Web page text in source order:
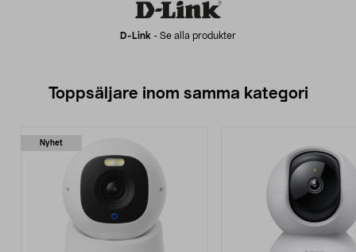
D-Link - Se alla produkter
Toppsäljare inom samma kategori
Nyhet